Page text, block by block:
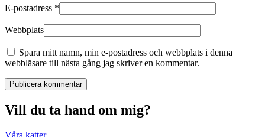
E-postadress *
Webbplats
Spara mitt namn, min e-postadress och webbplats i denna
webbläsare till nästa gång jag skriver en kommentar.
Publicera kommentar
Vill du ta hand om mig?
Våra katter